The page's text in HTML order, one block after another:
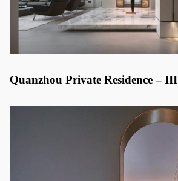
Quanzhou Private Residence – III